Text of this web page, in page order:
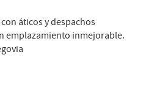
áticos y despachos
emplazamiento inmejorable.